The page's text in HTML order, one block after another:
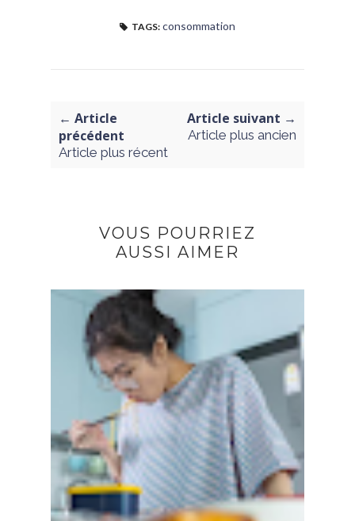
TAGS: consommation
← Article
précédent
Article plus récent
Article suivant →
Article plus ancien
VOUS POURRIEZ
AUSSI AIMER